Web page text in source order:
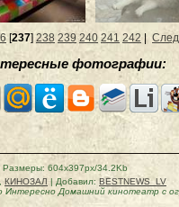
[237]238 239 240 241 242
фотографии:
Размеры: 604x397px/34.2Kb
КИНОЗАЛ | Добавил: BESTNEWS_LV
Интересно Домашний кинотеатр с